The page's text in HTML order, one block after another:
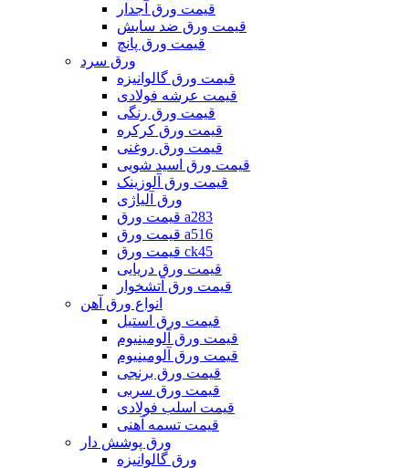
قیمت ورق آجدار
قیمت ورق ضد سایش
قیمت ورق پانچ
ورق سرد
قیمت ورق گالوانیزه
قیمت عرشه فولادی
قیمت ورق رنگی
قیمت ورق کرکره
قیمت ورق روغنی
قیمت ورق اسید شویی
قیمت ورق آلوزینک
ورق آلیاژی
قیمت ورق a283
قیمت ورق a516
قیمت ورق ck45
قیمت ورق دریایی
قیمت ورق آتشخوار
انواع ورق آهن
قیمت ورق استیل
قیمت ورق آلومینیوم
قیمت ورق آلومینیوم
قیمت ورق برنجی
قیمت ورق سربی
قیمت اسلب فولادی
قیمت تسمه آهنی
ورق پوشش دار
ورق گالوانیزه